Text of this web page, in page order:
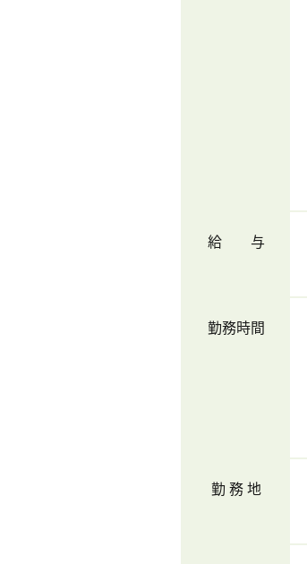
給 与
勤務時間
勤 務 地